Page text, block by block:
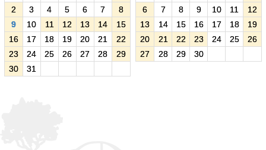
2
3 4 5 6 7
8
9
10 11 12 13 14
15
16
17 18 19 20 21
22
23
24 25 26 27 28
29
30
31
6
7 8 9 10 11
12
13
14 15 16 17 18
19
20
21 22 23 24 25
26
27
28 29 30